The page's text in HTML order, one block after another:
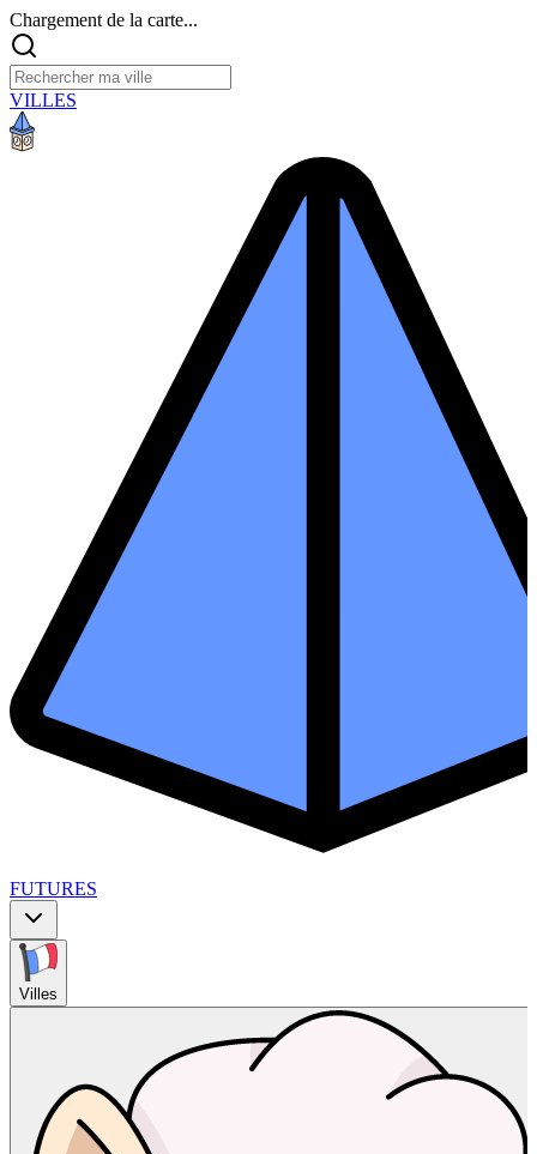
Chargement de la carte...
VILLES
FUTURES
Villes